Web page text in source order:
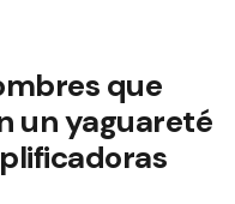
que
un yaguareté